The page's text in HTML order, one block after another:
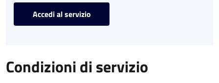
Accedi al servizio
Condizioni di servizio